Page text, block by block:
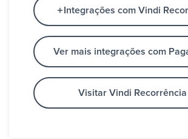
Integrações com Vindi
Ver mais integrações com
Visitar Vindi Recorrência